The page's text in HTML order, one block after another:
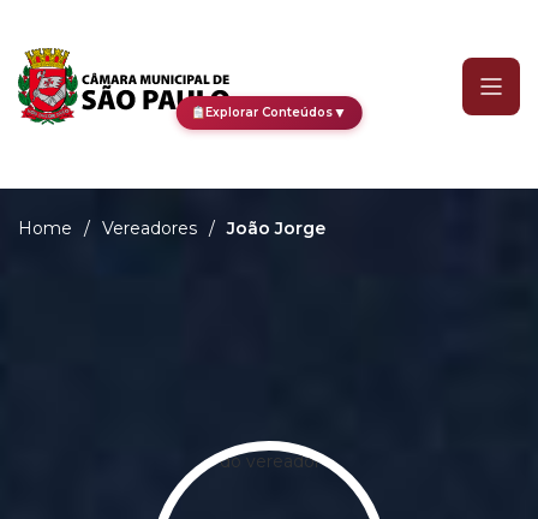
Explorar Conteúdos▼
Home / Vereadores / João Jorge